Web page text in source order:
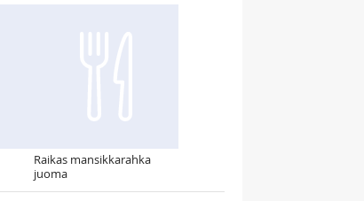
Raikas mansikkarahka
juoma